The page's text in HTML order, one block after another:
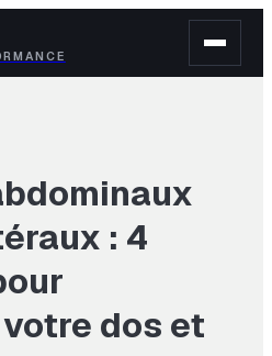
: 4
dos et